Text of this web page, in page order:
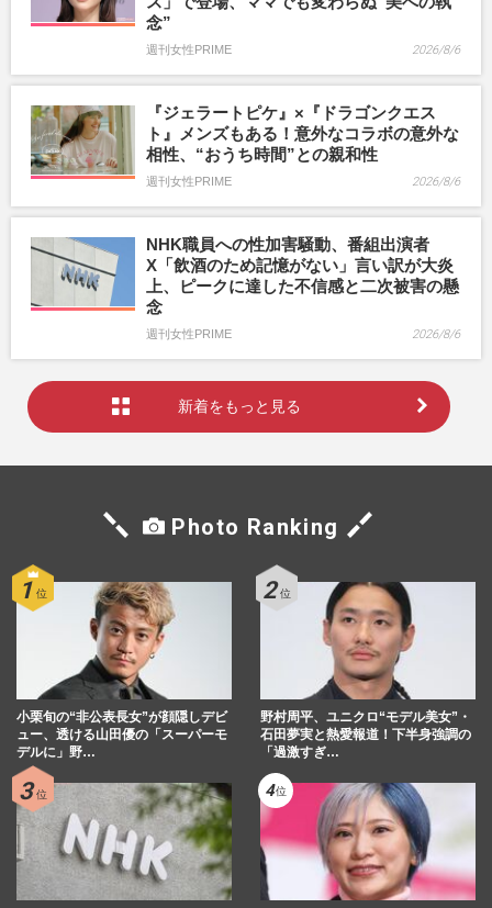
念”
週刊女性PRIME 2026/8/6
『ジェラートピケ』×『ドラゴンクエス
ト』メンズもある！意外なコラボの意外な
相性、“おうち時間”との親和性
週刊女性PRIME 2026/8/6
NHK職員への性加害騒動、番組出演者
X「飲酒のため記憶がない」言い訳が大炎
上、ピークに達した不信感と二次被害の懸
念
週刊女性PRIME 2026/8/6
新着をもっと見る
Photo Ranking
小栗旬の“非公表長女”が顔隠しデビ
ュー、透ける山田優の「スーパーモ
デルに」野…
野村周平、ユニクロ“モデル美女”・
石田夢実と熱愛報道！下半身強調の
「過激すぎ…